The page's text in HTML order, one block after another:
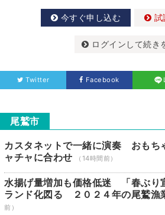
今すぐ申し込む 試
ログインして続き
Twitter Facebook
尾鷲市
カスタネットで一緒に演奏 おもち
ャチャに合わせ
（14時間前）
水揚げ量増加も価格低迷 「春ぶり
ランド化図る ２０２４年の尾鷲漁
前）